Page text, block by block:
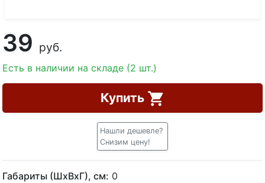
39 руб.
Есть в наличии на складе (2 шт.)
Купить
Нашли дешевле?
Снизим цену!
Габариты (ШхВхГ), см: 0